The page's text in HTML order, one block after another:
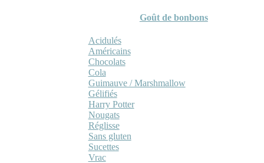
Goût de bonbons
Acidulés
Américains
Chocolats
Cola
Guimauve / Marshmallow
Gélifiés
Harry Potter
Nougats
Réglisse
Sans gluten
Sucettes
Vrac